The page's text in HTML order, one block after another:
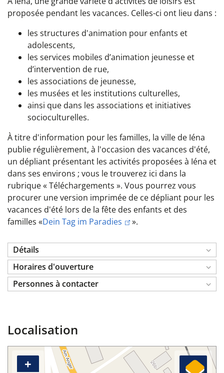
proposée pendant les vacances. Celles-ci ont lieu dans :
les structures d'animation pour enfants et
adolescents,
les services mobiles d’animation jeunesse et
d’intervention de rue,
les associations de jeunesse,
les musées et les institutions culturelles,
ainsi que dans les associations et initiatives
socioculturelles.
À titre d'information pour les familles, la ville de Iéna
publie régulièrement, à l'occasion des vacances d'été,
un dépliant présentant les activités proposées à Iéna et
dans ses environs ; vous le trouverez ici dans la
rubrique « Téléchargements ». Vous pourrez vous
procurer une version imprimée de ce dépliant pour les
vacances d'été lors de la fête des enfants et des
familles «Dein Tag im Paradies ».
Détails
Horaires d'ouverture
Personnes à contacter
Localisation
+